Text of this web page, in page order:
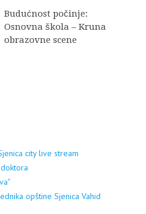
Budućnost počinje:
Osnovna škola – Kruna
obrazovne scene
city live stream
opštine Sjenica Vahid